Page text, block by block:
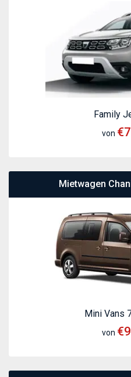
Family
von
Mietwagen
Mini Vans
von